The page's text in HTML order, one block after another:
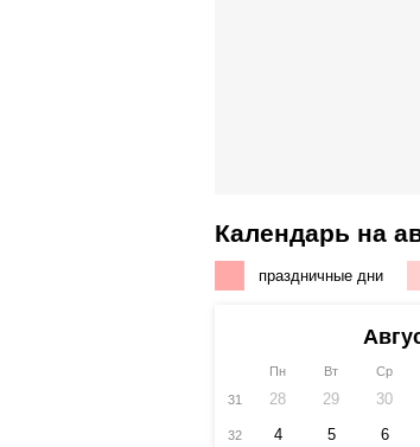
Календарь на
праздничные дни
Пн Вт Ср
31
28 29 30
32 4 5 6